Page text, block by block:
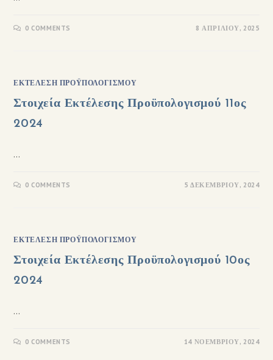
0 COMMENTS 8 ΑΠΡΙΛΊΟΥ, 2025
ΕΚΤΈΛΕΣΗ ΠΡΟΫΠΟΛΟΓΙΣΜΟΎ
Στοιχεία Εκτέλεσης Προϋπολογισμού 11ος
2024
…
0 COMMENTS 5 ΔΕΚΕΜΒΡΊΟΥ, 2024
ΕΚΤΈΛΕΣΗ ΠΡΟΫΠΟΛΟΓΙΣΜΟΎ
Στοιχεία Εκτέλεσης Προϋπολογισμού 10ος
2024
…
0 COMMENTS 14 ΝΟΕΜΒΡΊΟΥ, 2024